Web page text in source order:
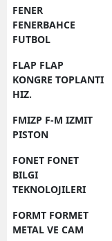
FENER
FENERBAHCE
FUTBOL
FLAP FLAP
KONGRE TOPLANTI
HIZ.
FMIZP F-M IZMIT
PISTON
FONET FONET
BILGI
TEKNOLOJILERI
FORMT FORMET
METAL VE CAM